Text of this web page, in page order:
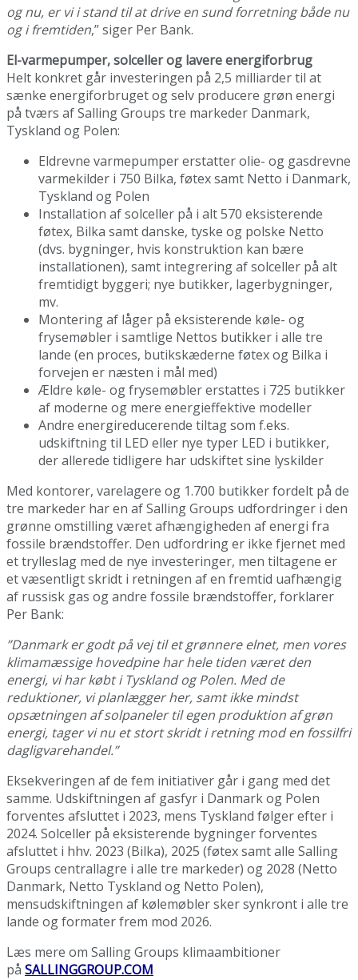
og nu, er vi i stand til at drive en sund forretning både nu
og i fremtiden,” siger Per Bank.
El-varmepumper, solceller og lavere energiforbrug
Helt konkret går investeringen på 2,5 milliarder til at
sænke energiforbruget og selv producere grøn energi
på tværs af Salling Groups tre markeder Danmark,
Tyskland og Polen:
Eldrevne varmepumper erstatter olie- og gasdrevne
varmekilder i 750 Bilka, føtex samt Netto i Danmark,
Tyskland og Polen
Installation af solceller på i alt 570 eksisterende
føtex, Bilka samt danske, tyske og polske Netto
(dvs. bygninger, hvis konstruktion kan bære
installationen), samt integrering af solceller på alt
fremtidigt byggeri; nye butikker, lagerbygninger,
mv.
Montering af låger på eksisterende køle- og
frysemøbler i samtlige Nettos butikker i alle tre
lande (en proces, butikskæderne føtex og Bilka i
forvejen er næsten i mål med)
Ældre køle- og frysemøbler erstattes i 725 butikker
af moderne og mere energieffektive modeller
Andre energireducerende tiltag som f.eks.
udskiftning til LED eller nye typer LED i butikker,
der allerede tidligere har udskiftet sine lyskilder
Med kontorer, varelagere og 1.700 butikker fordelt på de
tre markeder har en af Salling Groups udfordringer i den
grønne omstilling været afhængigheden af energi fra
fossile brændstoffer. Den udfordring er ikke fjernet med
et trylleslag med de nye investeringer, men tiltagene er
et væsentligt skridt i retningen af en fremtid uafhængig
af russisk gas og andre fossile brændstoffer, forklarer
Per Bank:
”Danmark er godt på vej til et grønnere elnet, men vores
klimamæssige hovedpine har hele tiden været den
energi, vi har købt i Tyskland og Polen. Med de
reduktioner, vi planlægger her, samt ikke mindst
opsætningen af solpaneler til egen produktion af grøn
energi, tager vi nu et stort skridt i retning mod en fossilfri
dagligvarehandel.”
Eksekveringen af de fem initiativer går i gang med det
samme. Udskiftningen af gasfyr i Danmark og Polen
forventes afsluttet i 2023, mens Tyskland følger efter i
2024. Solceller på eksisterende bygninger forventes
afsluttet i hhv. 2023 (Bilka), 2025 (føtex samt alle Salling
Groups centrallagre i alle tre markeder) og 2028 (Netto
Danmark, Netto Tyskland og Netto Polen),
mensudskiftningen af kølemøbler sker synkront i alle tre
lande og formater frem mod 2026.
Læs mere om Salling Groups klimaambitioner
på SALLINGGROUP.COM